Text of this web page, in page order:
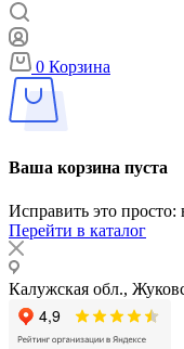
0 Корзина
Ваша корзина пуста
Исправить это
Перейти в каталог
Калужская обл.,